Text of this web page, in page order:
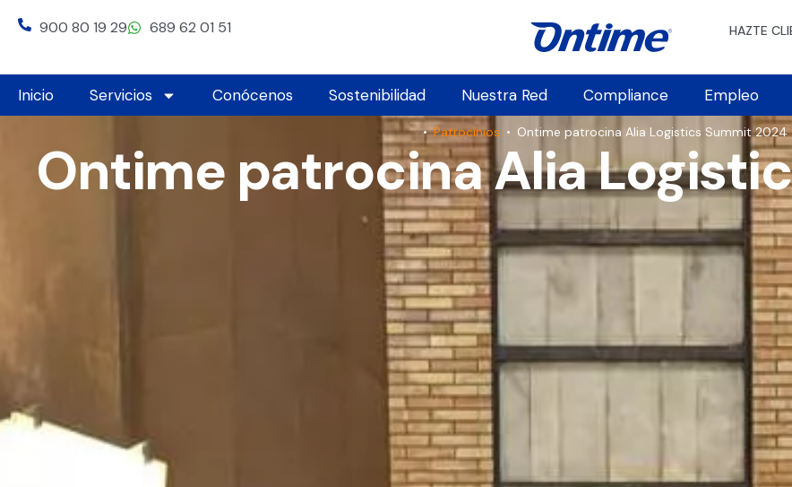
900 80 19 29 689 62 01 51 HAZTE
Inicio Servicios Conócenos Sostenibilidad Nuestra Red Compliance Empleo
• Patrocinios • Ontime patrocina Alia Logistics Summit 2024
Ontime patrocina Alia